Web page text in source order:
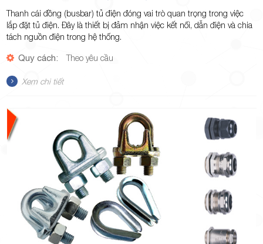
Thanh cái đồng (busbar) tủ điện đóng vai trò quan trọng trong việc
lắp đặt tủ điện. Đây là thiết bị đảm nhận việc kết nối, dẫn điện và chia
tách nguồn điện trong hệ thống.
Quy cách: Theo yêu cầu
Xem chi tiết